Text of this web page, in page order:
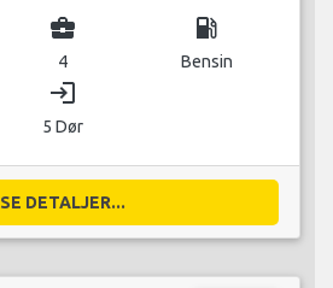
business_center
4
local_gas_station
Bensin
login
5 Dør
SE DETALJER...